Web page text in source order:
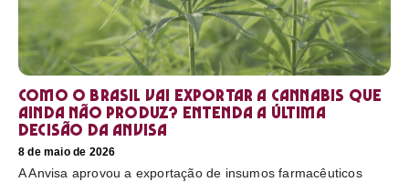
Como o Brasil vai exportar a cannabis que
ainda não produz? Entenda a última
decisão da Anvisa
8 de maio de 2026
A Anvisa aprovou a exportação de insumos farmacêuticos